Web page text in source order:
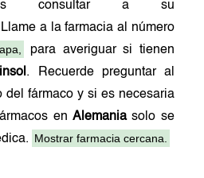
consultar a su
Llame a la farmacia al número
para averiguar si tienen
. Recuerde preguntar al
del fármaco y si es necesaria
en Alemaniasolo se
Mostrar farmacia cercana.